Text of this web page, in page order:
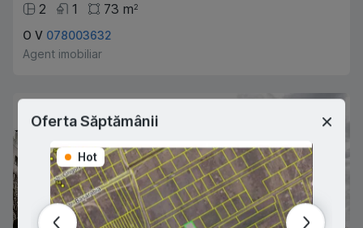
2
1 73 m2
O V 078003632
Agent imobiliar
Oferta Săptămânii
Hot Hot